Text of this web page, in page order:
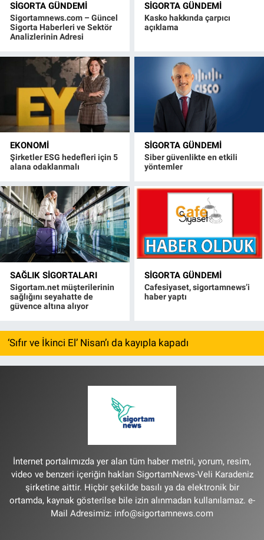
SIGORTA GÜNDEMI
Sigortamnews.com – Güncel
Sigorta Haberleri ve Sektör
Analizlerinin Adresi
SIGORTA GÜNDEMI
Kasko hakkında çarpıcı
açıklama
EKONOMI
Şirketler ESG hedefleri için 5
alana odaklanmalı
SIGORTA GÜNDEMI
Siber güvenlikte en etkili
yöntemler
SAĞLIK SIGORTALARI
Sigortam.net müşterilerinin
sağlığını seyahatte de
güvence altına alıyor
SIGORTA GÜNDEMI
Cafesiyaset, sigortamnews’i
haber yaptı
‘Sıfır ve İkinci El’ Nisan’ı da kayıpla kapadı
İnternet portalımızda yer alan tüm haber metni, yorum, resim,
video ve benzeri içeriğin hakları SigortamNews-Veli Karadeniz
şirketine aittir. Hiçbir şekilde basılı ya da elektronik bir
ortamda, kaynak gösterilse bile izin alınmadan kullanılamaz. e-
Mail Adresimiz: info@sigortamnews.com